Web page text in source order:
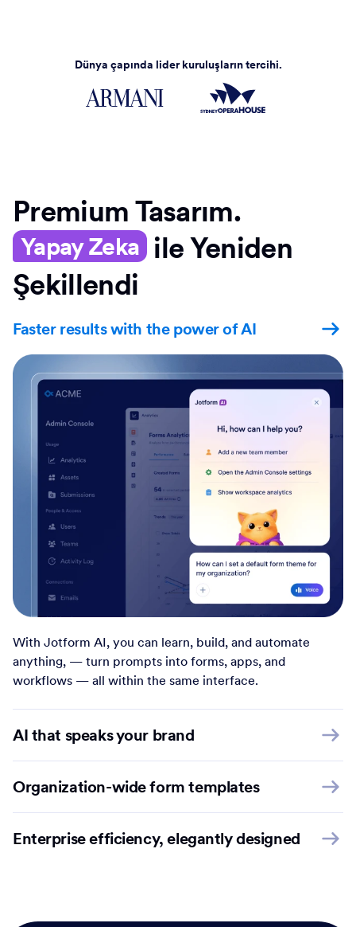
Dünya çapında lider kuruluşların tercihi.
Premium Tasarım.
Yapay Zeka ile Yeniden
Şekillendi
Faster results with the power of AI
With Jotform AI, you can learn, build, and automate
anything, — turn prompts into forms, apps, and
workflows — all within the same interface.
AI that speaks your brand
Organization-wide form templates
Enterprise efficiency, elegantly designed